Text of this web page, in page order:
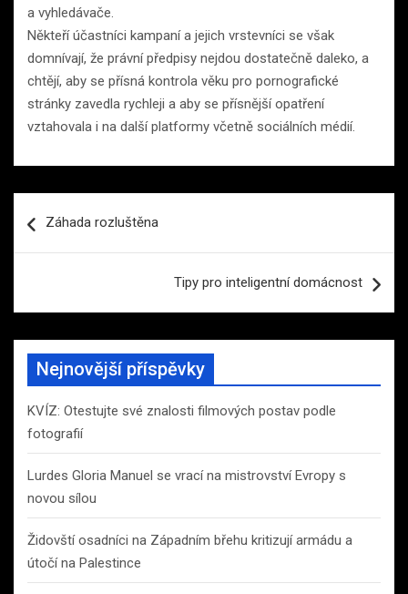
a vyhledávače.
Někteří účastníci kampaní a jejich vrstevníci se však
domnívají, že právní předpisy nejdou dostatečně daleko, a
chtějí, aby se přísná kontrola věku pro pornografické
stránky zavedla rychleji a aby se přísnější opatření
vztahovala i na další platformy včetně sociálních médií.
proZáhada rozluštěna
Tipy pro inteligentní domácnost
Nejnovější příspěvky
KVÍZ: Otestujte své znalosti filmových postav podle
fotografií
Lurdes Gloria Manuel se vrací na mistrovství Evropy s
novou sílou
Židovští osadníci na Západním břehu kritizují armádu a
útočí na Palestince